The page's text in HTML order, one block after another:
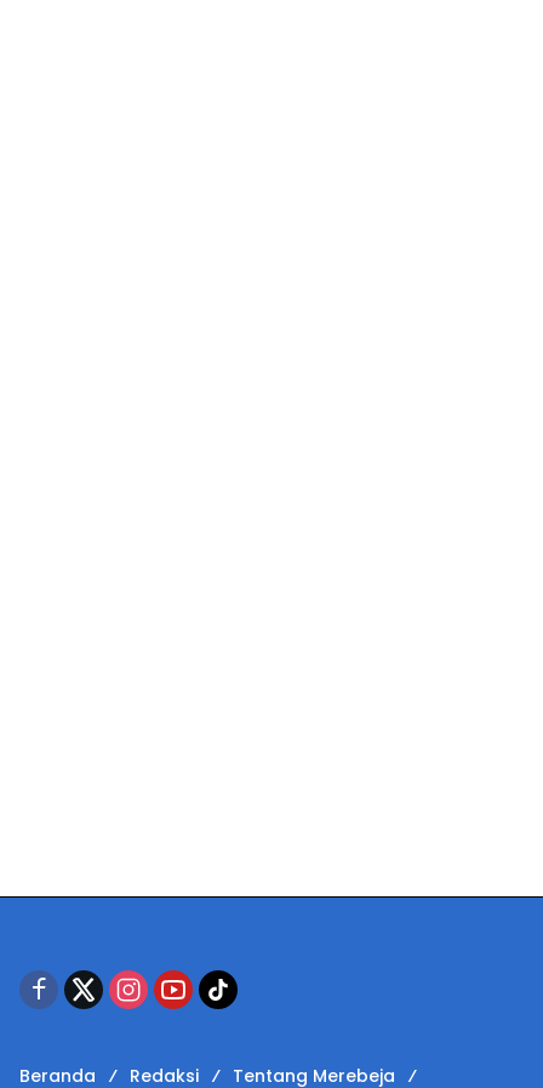
Beranda Redaksi Tentang Merebeja